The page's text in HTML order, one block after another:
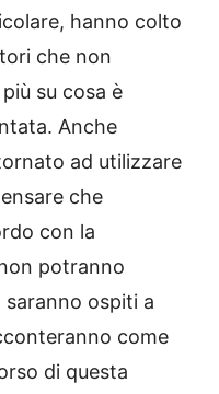
hanno colto
che non
su cosa è
Anche
ad utilizzare
che
con la
potranno
ospiti a
come
di questa